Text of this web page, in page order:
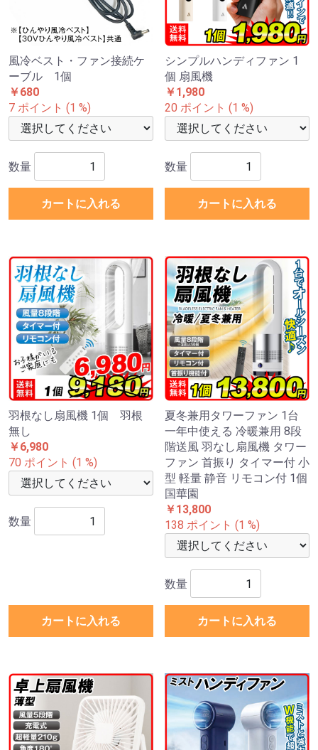
風冷ベスト・ファン接続ケ
ーブル 1個
￥680
7 ポイント (1 %)
数量
カートに入れる
シンプルハンディファン 1
個 扇風機
￥1,980
20 ポイント (1 %)
数量
カートに入れる
羽根なし扇風機 1個 羽根
無し
￥6,980
70 ポイント (1 %)
数量
カートに入れる
夏冬兼用タワーファン 1台
一年中使える 冷暖兼用 8段
階送風 羽なし扇風機 タワー
ファン 首振り タイマー付 小
型 軽量 静音 リモコン付 1個
国華園
￥13,800
138 ポイント (1 %)
数量
カートに入れる